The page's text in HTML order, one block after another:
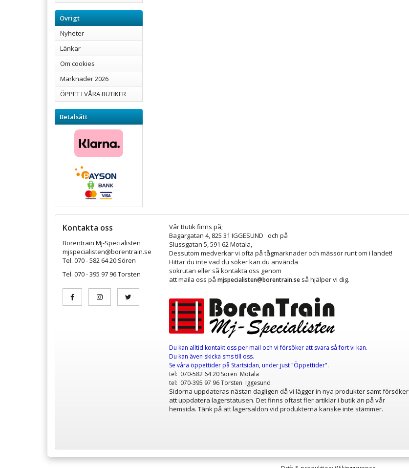
Övrigt
Nyheter
Länkar
Om cookies
Marknader 2026
ÖPPET I VÅRA BUTIKER
Betalsätt
Kontakta oss
Borentrain Mj-Specialisten
mjspecialisten@borentrain.se
Tel. 070 - 582 64 20 Sören
Tel. 070 - 395 97 96 Torsten
Vår Butik finns på;
Bagargatan 4, 825 31 IGGESUND och på
Slussgatan 5, 591 62 Motala,
Dessutom medverkar vi ofta på tågmarknader och mässor runt om i landet!
Hittar du inte vad du söker kan du använda
sökrutan eller så kontakta oss genom
att maila oss på mjspecialisten@borentrain.se så hjälper vi dig.
Du kan alltid kontakt oss per mail och vi försöker att svara så fort vi kan.
Du kan även skicka sms till oss.
Se våra öppettiderpå Startsidan, under just "Öppettider".
tel: 070-582 64 20 Sören Motala
tel: 070-395 97 96 Torsten Iggesund
Sidorna uppdateras nästan dagligen då vi lägger in nya produkter samt försöker
att uppdatera lagerstatusen. Det finns oftast fler artiklar i butik än på vår
hemsida. Tänk på att lagersaldon vid produkterna kanske inte stämmer.